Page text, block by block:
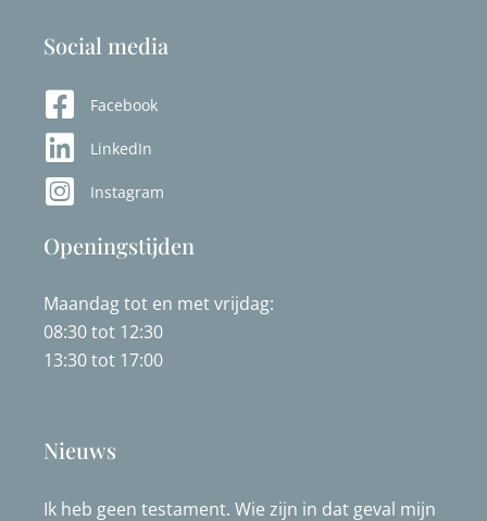
Social media
Facebook
LinkedIn
Instagram
Openingstijden
Maandag tot en met vrijdag:
08:30 tot 12:30
13:30 tot 17:00
Nieuws
Ik heb geen testament. Wie zijn in dat geval mijn